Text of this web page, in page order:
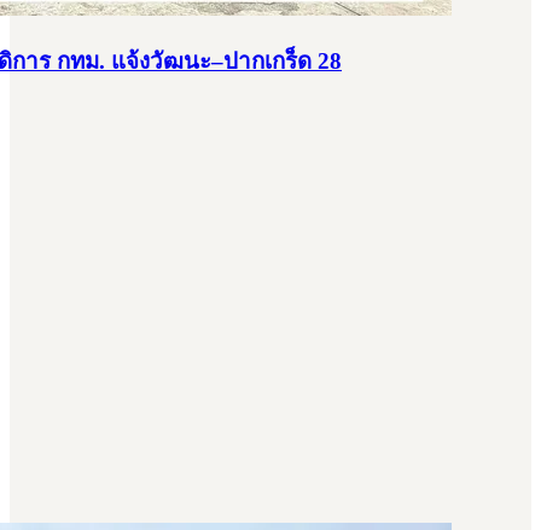
าร กทม. แจ้งวัฒนะ–ปากเกร็ด 28